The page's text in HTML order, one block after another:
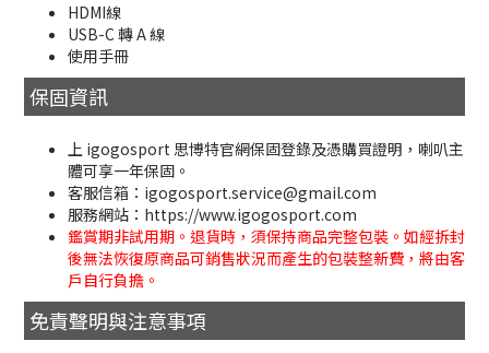
HDMI線
USB-C 轉 A 線
使用手冊
保固資訊
上 igogosport 思博特官網保固登錄及憑購買證明，喇叭主
體可享一年保固。
客服信箱：igogosport.service@gmail.com
服務網站：https://www.igogosport.com
鑑賞期非試用期。退貨時，須保持商品完整包裝。如經拆封
後無法恢復原商品可銷售狀況而產生的包裝整新費，將由客
戶自行負擔。
免責聲明與注意事項